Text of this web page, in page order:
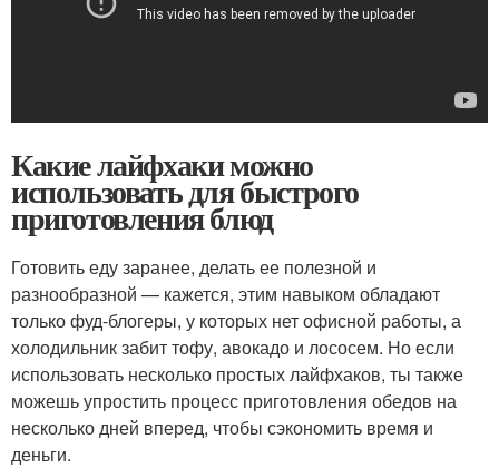
Какие лайфхаки можно
использовать для быстрого
приготовления блюд
Готовить еду заранее, делать ее полезной и
разнообразной — кажется, этим навыком обладают
только фуд-блогеры, у которых нет офисной работы, а
холодильник забит тофу, авокадо и лососем. Но если
использовать несколько простых лайфхаков, ты также
можешь упростить процесс приготовления обедов на
несколько дней вперед, чтобы сэкономить время и
деньги.